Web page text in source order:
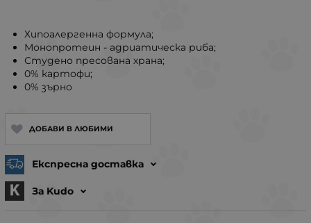
ДОБАВИ В ЛЮБИМИ
Експресна доставка
За Kudo
Хипоалергенна формула;
Монопротеин - адриатическа риба;
Студено пресована храна;
0% картофи;
0% зърно